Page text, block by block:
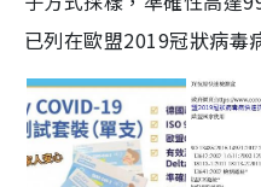
已列在歐盟2019冠狀病毒